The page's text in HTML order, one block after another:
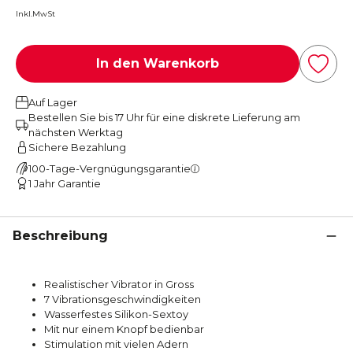
Inkl.MwSt
In den Warenkorb
Auf Lager
Bestellen Sie bis 17 Uhr für eine diskrete Lieferung am
nächsten Werktag
Sichere Bezahlung
100-Tage-Vergnügungsgarantie
1 Jahr Garantie
Beschreibung
Realistischer Vibrator in Gross
7 Vibrationsgeschwindigkeiten
Wasserfestes Silikon-Sextoy
Mit nur einem Knopf bedienbar
Stimulation mit vielen Adern